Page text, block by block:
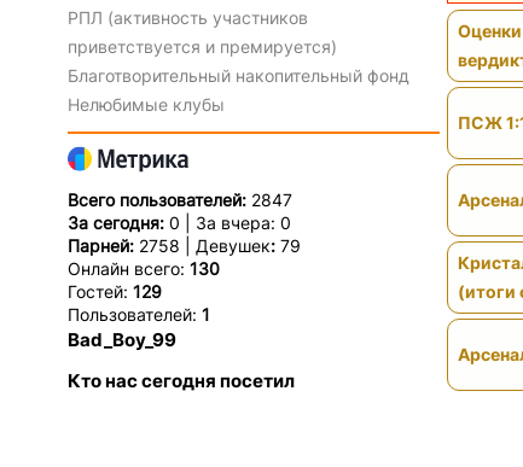
РПЛ (активность участников
приветствуется и премируется)
Благотворительный накопительный фонд
Нелюбимые клубы
Всего пользователей: 2847
За сегодня: 0 | За вчера: 0
Парней: 2758 | Девушек:79
Онлайн всего: 130
Гостей: 129
Пользователей: 1
Bad_Boy_99
Кто нас сегодня посетил
Оценки
ПСЖ
(итоги